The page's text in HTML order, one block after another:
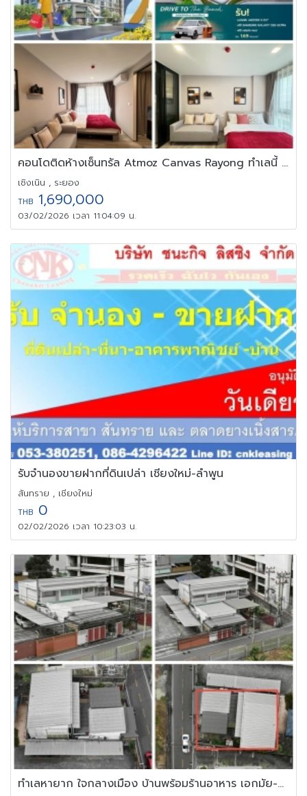
คอนโดติดห้างเซ็นทรัล Atmoz Canvas Rayong ทำเลนี้ อยู่เองก็คุ้ม
เชิงเนิน , ระยอง
THB 1,690,000
03/02/2026 เวลา 11:04:09 น.
รับ​จำนอง​ขายฝาก​ที่ดิน​เปล่า​ เชียงใหม่​-ลำพูน​
สันทราย , เชียงใหม่
THB 0
02/02/2026 เวลา 10:23:03 น.
ทำเลหายาก ใจกลางเมือง บ้านพร้อมร้านอาหาร เอกมัย-สุขุมวิท 42